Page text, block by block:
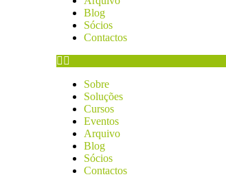
Blog
Sócios
Contactos
Sobre
Soluções
Cursos
Eventos
Arquivo
Blog
Sócios
Contactos